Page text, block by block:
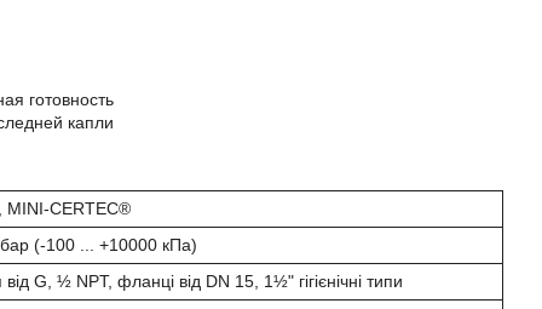
готовность
капли
MINI-CERTEC®
(-100 ... +10000 кПа)
від G, ½ NPT, фланці від DN 15, 1½" гігієнічні типи